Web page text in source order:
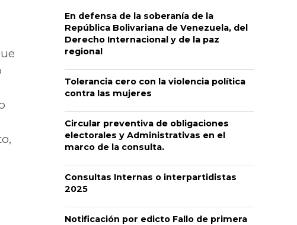
En defensa de la soberanía de la
República Bolivariana de Venezuela, del
Derecho Internacional y de la paz
regional
Tolerancia cero con la violencia política
contra las mujeres
Circular preventiva de obligaciones
electorales y Administrativas en el
marco de la consulta.
Consultas Internas o interpartidistas
2025
Notificación por edicto Fallo de primera